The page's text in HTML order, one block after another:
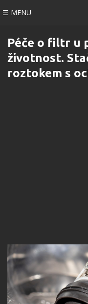
☰ MENU
Péče o filtr u
životnost.
roztokem s